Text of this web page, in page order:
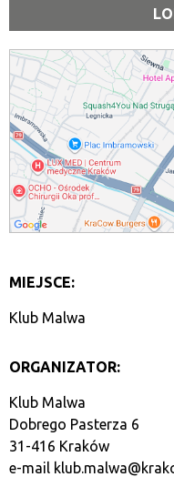
MIEJSCE:
Klub Malwa
ORGANIZATOR:
Klub Malwa
Dobrego Pasterza 6
31-416 Kraków
e-mail